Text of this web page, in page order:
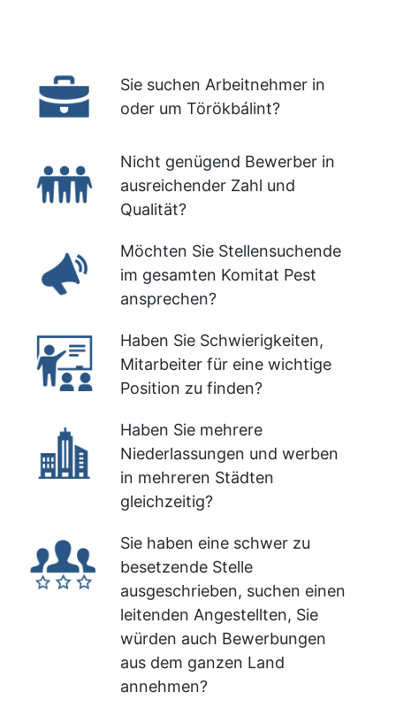
Sie suchen Arbeitnehmer in
oder um Törökbálint?
Nicht genügend Bewerber in
ausreichender Zahl und
Qualität?
Möchten Sie Stellensuchende
im gesamten Komitat Pest
ansprechen?
Haben Sie Schwierigkeiten,
Mitarbeiter für eine wichtige
Position zu finden?
Haben Sie mehrere
Niederlassungen und werben
in mehreren Städten
gleichzeitig?
Sie haben eine schwer zu
besetzende Stelle
ausgeschrieben, suchen einen
leitenden Angestellten, Sie
würden auch Bewerbungen
aus dem ganzen Land
annehmen?